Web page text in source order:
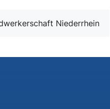
Niederrhein